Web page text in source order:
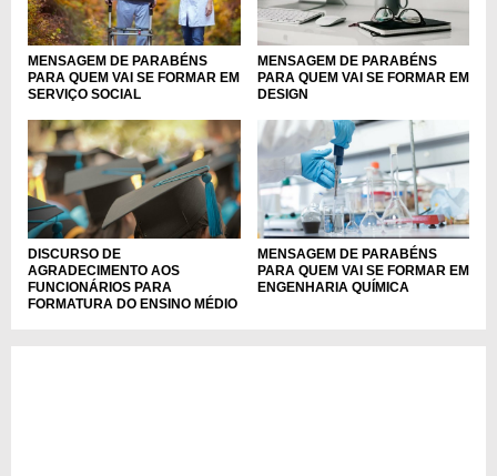
MENSAGEM DE PARABÉNS
PARA QUEM VAI SE FORMAR EM
SERVIÇO SOCIAL
MENSAGEM DE PARABÉNS
PARA QUEM VAI SE FORMAR EM
DESIGN
DISCURSO DE
AGRADECIMENTO AOS
FUNCIONÁRIOS PARA
FORMATURA DO ENSINO MÉDIO
MENSAGEM DE PARABÉNS
PARA QUEM VAI SE FORMAR EM
ENGENHARIA QUÍMICA